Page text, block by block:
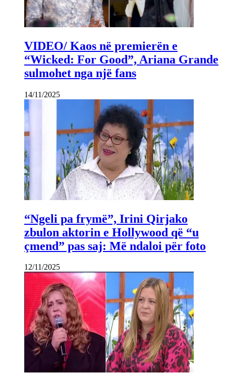
VIDEO/ Kaos në premierën e
“Wicked: For Good”, Ariana Grande
sulmohet nga një fans
14/11/2025
“Ngeli pa frymë”, Irini Qirjako
zbulon aktorin e Hollywood që “u
çmend” pas saj: Më ndaloi për foto
12/11/2025